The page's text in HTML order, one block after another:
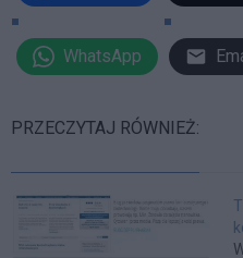
WhatsApp
PRZECZYTAJ RÓWNIEŻ: